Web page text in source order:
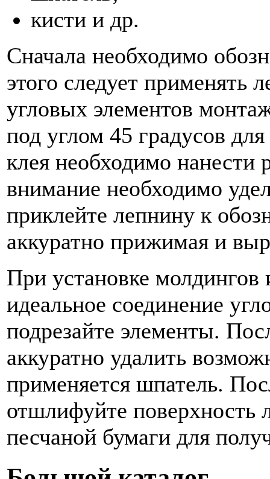
кисти и др.
Сначала необходимо
этого следует применять
угловых элементов
под углом 45 градусов
клея необходимо
внимание необходимо
приклейте лепнину к
аккуратно прижимая и
При установке молдингов
идеальное соединение
подрезайте элементы.
аккуратно удалить
применяется шпатель.
отшлифуйте поверхность
песчаной бумаги для